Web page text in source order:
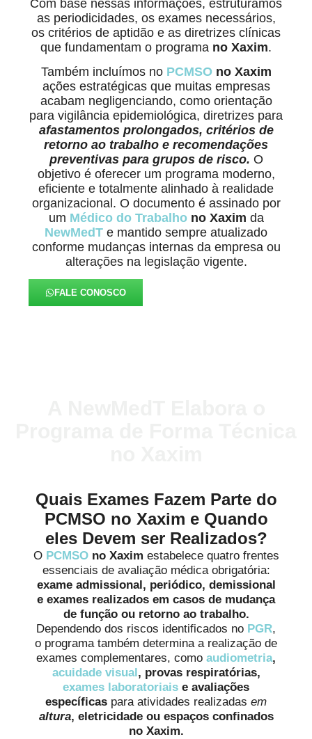
Com base nessas informações, estruturamos
as periodicidades, os exames necessários,
os critérios de aptidão e as diretrizes clínicas
que fundamentam o programa no Xaxim.
Também incluímos no PCMSOno Xaxim
ações estratégicas que muitas empresas
acabam negligenciando, como orientação
para vigilância epidemiológica, diretrizes para
afastamentos prolongados, critérios de
retorno ao trabalho e recomendações
preventivas para grupos de risco. O
objetivo é oferecer um programa moderno,
eficiente e totalmente alinhado à realidade
organizacional. O documento é assinado por
um Médico do Trabalhono Xaxim da
NewMedT e mantido sempre atualizado
conforme mudanças internas da empresa ou
alterações na legislação vigente.
FALE CONOSCO
Quais Exames Fazem Parte do
PCMSO no Xaxim e Quando
eles Devem ser Realizados?
O PCMSOno Xaxim estabelece quatro frentes
essenciais de avaliação médica obrigatória:
exame admissional, periódico, demissional
e exames realizados em casos de mudança
de função ou retorno ao trabalho.
Dependendo dos riscos identificados no PGR,
o programa também determina a realização de
exames complementares, como audiometria,
acuidade visual , provas respiratórias,
exames laboratoriais e avaliações
específicas para atividades realizadas em
altura, eletricidade ou espaços confinados
no Xaxim.